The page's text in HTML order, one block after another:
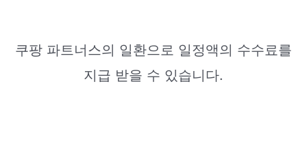
쿠팡 파트너스의 일환으로 일정액의 수수료를
지급 받을 수 있습니다.